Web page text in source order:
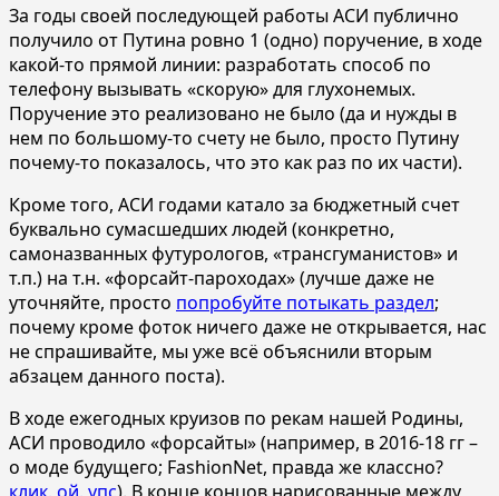
За годы своей последующей работы АСИ публично
получило от Путина ровно 1 (одно) поручение, в ходе
какой-то прямой линии: разработать способ по
телефону вызывать «скорую» для глухонемых.
Поручение это реализовано не было (да и нужды в
нем по большому-то счету не было, просто Путину
почему-то показалось, что это как раз по их части).
Кроме того, АСИ годами катало за бюджетный счет
буквально сумасшедших людей (конкретно,
самоназванных футурологов, «трансгуманистов» и
т.п.) на т.н. «форсайт-пароходах» (лучше даже не
уточняйте, просто попробуйте потыкать раздел;
почему кроме фоток ничего даже не открывается, нас
не спрашивайте, мы уже всё объяснили вторым
абзацем данного поста).
В ходе ежегодных круизов по рекам нашей Родины,
АСИ проводило «форсайты» (например, в 2016-18 гг –
о моде будущего; FashionNet, правда же классно?